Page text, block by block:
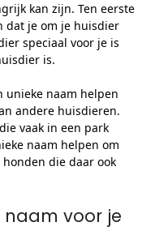
kan zijn. Ten eerste
dat je om je huisdier
speciaal voor je is
is.
unieke naam helpen
andere huisdieren.
vaak in een park
naam helpen om
die daar ook
naam voor je